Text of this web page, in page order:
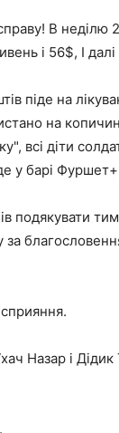
В неділю
і 56$, І
піде на
на
всі діти
у барі
подякувати
Назар і Дідик